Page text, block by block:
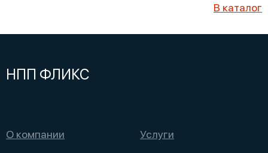
В каталог
НПП ФЛИКС
О компании Услуги